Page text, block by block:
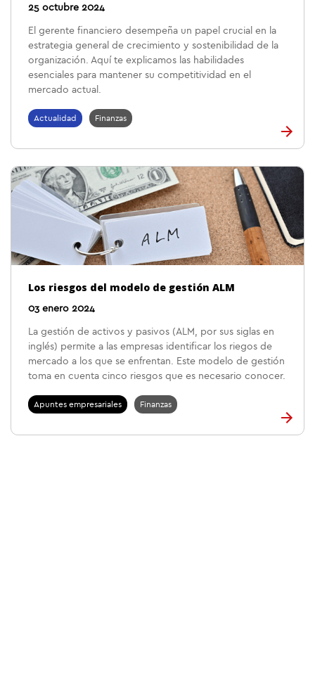
25 octubre 2024
El gerente financiero desempeña un papel crucial en la
estrategia general de crecimiento y sostenibilidad de la
organización. Aquí te explicamos las habilidades
esenciales para mantener su competitividad en el
mercado actual.
Actualidad Finanzas
Los riesgos del modelo de gestión ALM
03 enero 2024
La gestión de activos y pasivos (ALM, por sus siglas en
inglés) permite a las empresas identificar los riegos de
mercado a los que se enfrentan. Este modelo de gestión
toma en cuenta cinco riesgos que es necesario conocer.
Apuntes empresariales Finanzas